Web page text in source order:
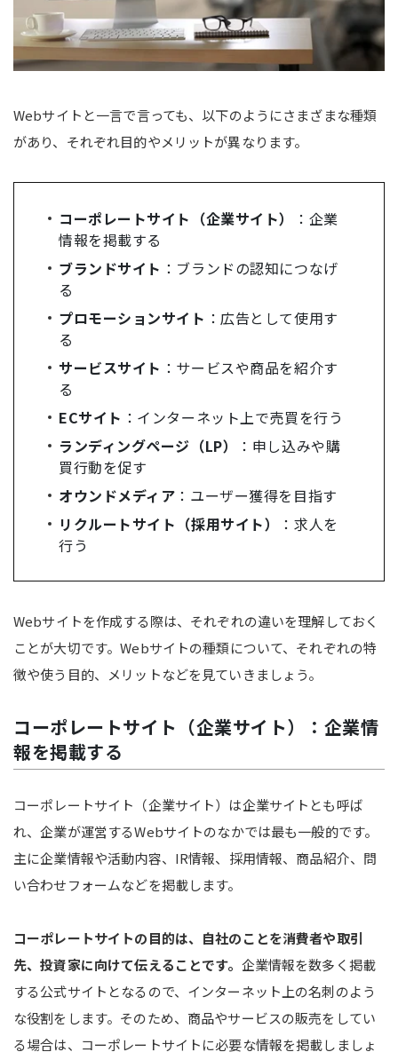
Webサイトと一言で言っても、以下のようにさまざまな種類
があり、それぞれ目的やメリットが異なります。
コーポレートサイト（企業サイト）
：企業
情報を掲載する
ブランドサイト ：ブランドの認知につなげ
る
プロモーションサイト ：広告として使用す
る
サービスサイト ：サービスや商品を紹介す
る
ECサイト ：インターネット上で売買を行う
ランディングページ（LP）
：申し込みや購
買行動を促す
オウンドメディア ：ユーザー獲得を目指す
リクルートサイト（採用サイト）
：求人を
行う
Webサイトを作成する際は、それぞれの違いを理解しておく
ことが大切です。Webサイトの種類について、それぞれの特
徴や使う目的、メリットなどを見ていきましょう。
コーポレートサイト（企業サイト）：企業情
報を掲載する
コーポレートサイト（企業サイト）は企業サイトとも呼ば
れ、企業が運営するWebサイトのなかでは最も一般的です。
主に企業情報や活動内容、IR情報、採用情報、商品紹介、問
い合わせフォームなどを掲載します。
コーポレートサイトの目的は、自社のことを消費者や取引
先、投資家に向けて伝えることです。 企業情報を数多く掲載
する公式サイトとなるので、インターネット上の名刺のよう
な役割をします。そのため、商品やサービスの販売をしてい
る場合は、コーポレートサイトに必要な情報を掲載しましょ